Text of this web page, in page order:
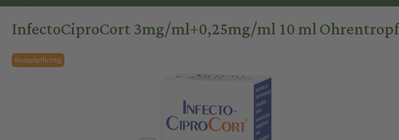
InfectoCiproCort 3mg/ml+0,25mg/ml 10 ml
Rezeptpflichtig